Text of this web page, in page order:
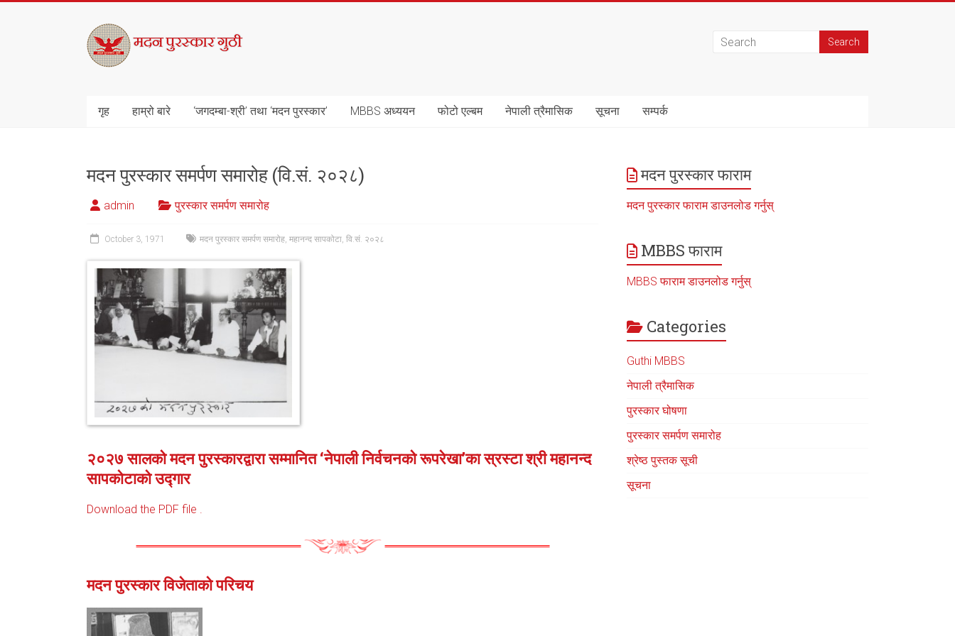
मदन
पुरस्कार
गुठी
गृह हाम्रो बारे ‘जगदम्बा-श्री’ तथा ‘मदन पुरस्कार’ MBBS अध्ययन फोटो एल्बम नेपाली त्रैमासिक सूचना सम्पर्क
मदन पुरस्कार समर्पण समारोह (वि.सं. २०२८)
admin पुरस्कार समर्पण समारोह
October 3, 1971 मदन पुरस्कार समर्पण समारोह, महानन्द सापकोटा, वि.सं. २०२८
२०२७ सालको मदन पुरस्कारद्वारा सम्मानित ‘नेपाली निर्वचनको रूपरेखा’का स्रस्टा श्री महानन्द
सापकोटाको उद्गार
Download the PDF file .
मदन पुरस्कार विजेताको परिचय
मदन पुरस्कार फाराम
मदन पुरस्कार फाराम डाउनलोड गर्नुस्
MBBS फाराम
MBBS फाराम डाउनलोड गर्नुस्
Categories
Guthi MBBS
नेपाली त्रैमासिक
पुरस्कार घोषणा
पुरस्कार समर्पण समारोह
श्रेष्ठ पुस्तक सूची
सूचना